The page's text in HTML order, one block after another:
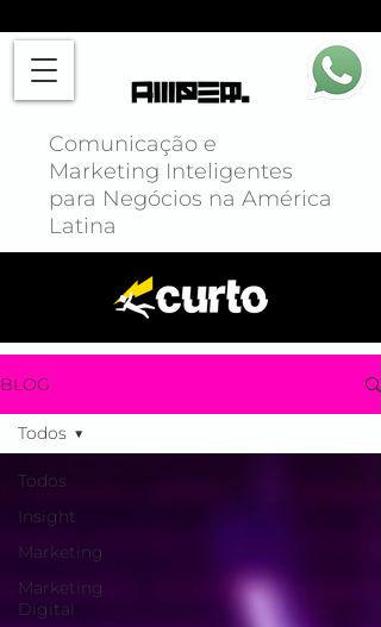
Comunicação e
Marketing Inteligentes
para Negócios na América
Latina
BLOG
Todos
Insight
Marketing
Marketing
Digital
Todos